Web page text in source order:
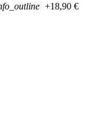
+18,90 €